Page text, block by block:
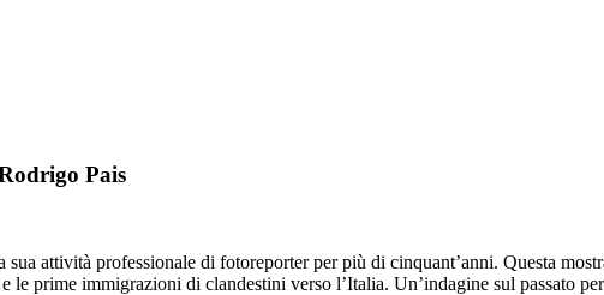
Pais
attività professionale di fotoreporter per più di cinquant’anni. Questa
le prime immigrazioni di clandestini verso l’Italia. Un’indagine sul passato